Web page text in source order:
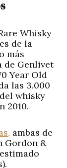
Whisky
de la
más
de Genlivet
Year Old
las 3.000
whisky
2010.
ambas de
Gordon &